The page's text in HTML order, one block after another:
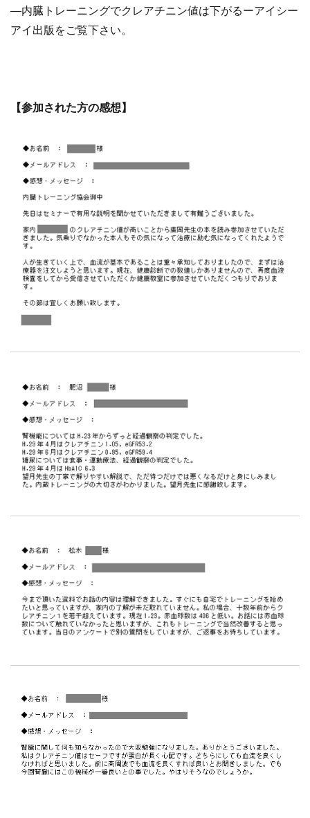
―内臓トレーニングでクレアチニン値は下がるーアイシー
アイ出版をご覧下さい。
【参加された方の感想】